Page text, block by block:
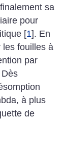
sa
pour
[1]. En
les fouilles à
par
Dès
à plus
de